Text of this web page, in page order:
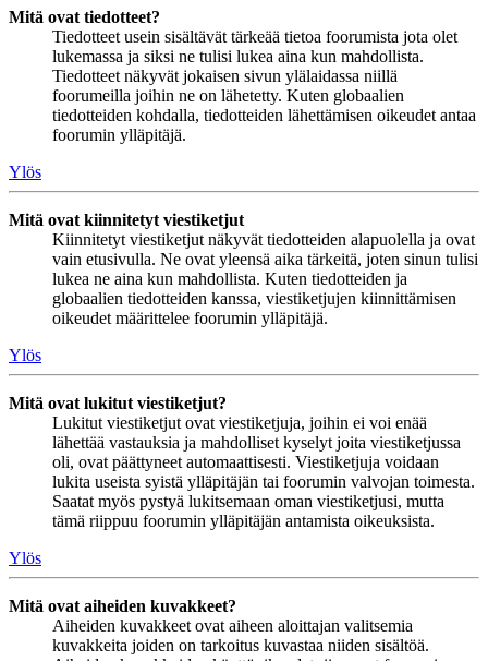
Mitä ovat tiedotteet?
Tiedotteet usein sisältävät tärkeää tietoa foorumista jota olet
lukemassa ja siksi ne tulisi lukea aina kun mahdollista.
Tiedotteet näkyvät jokaisen sivun ylälaidassa niillä
foorumeilla joihin ne on lähetetty. Kuten globaalien
tiedotteiden kohdalla, tiedotteiden lähettämisen oikeudet antaa
foorumin ylläpitäjä.
Ylös
Mitä ovat kiinnitetyt viestiketjut
Kiinnitetyt viestiketjut näkyvät tiedotteiden alapuolella ja ovat
vain etusivulla. Ne ovat yleensä aika tärkeitä, joten sinun tulisi
lukea ne aina kun mahdollista. Kuten tiedotteiden ja
globaalien tiedotteiden kanssa, viestiketjujen kiinnittämisen
oikeudet määrittelee foorumin ylläpitäjä.
Ylös
Mitä ovat lukitut viestiketjut?
Lukitut viestiketjut ovat viestiketjuja, joihin ei voi enää
lähettää vastauksia ja mahdolliset kyselyt joita viestiketjussa
oli, ovat päättyneet automaattisesti. Viestiketjuja voidaan
lukita useista syistä ylläpitäjän tai foorumin valvojan toimesta.
Saatat myös pystyä lukitsemaan oman viestiketjusi, mutta
tämä riippuu foorumin ylläpitäjän antamista oikeuksista.
Ylös
Mitä ovat aiheiden kuvakkeet?
Aiheiden kuvakkeet ovat aiheen aloittajan valitsemia
kuvakkeita joiden on tarkoitus kuvastaa niiden sisältöä.